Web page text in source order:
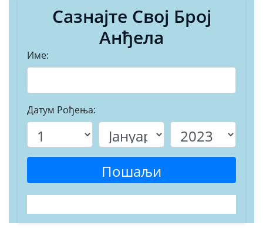
Сазнајте Свој Број
Анђела
Име:
Датум Рођења:
Пошаљи